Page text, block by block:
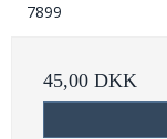
7899
45,00 DKK